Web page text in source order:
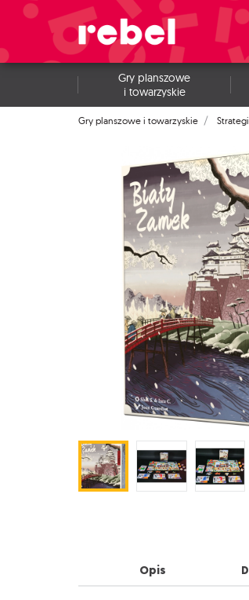
Gry planszowe
i towarzyskie
Gry planszowe i towarzyskie
Opis